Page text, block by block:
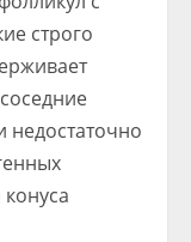
строго
недостаточно